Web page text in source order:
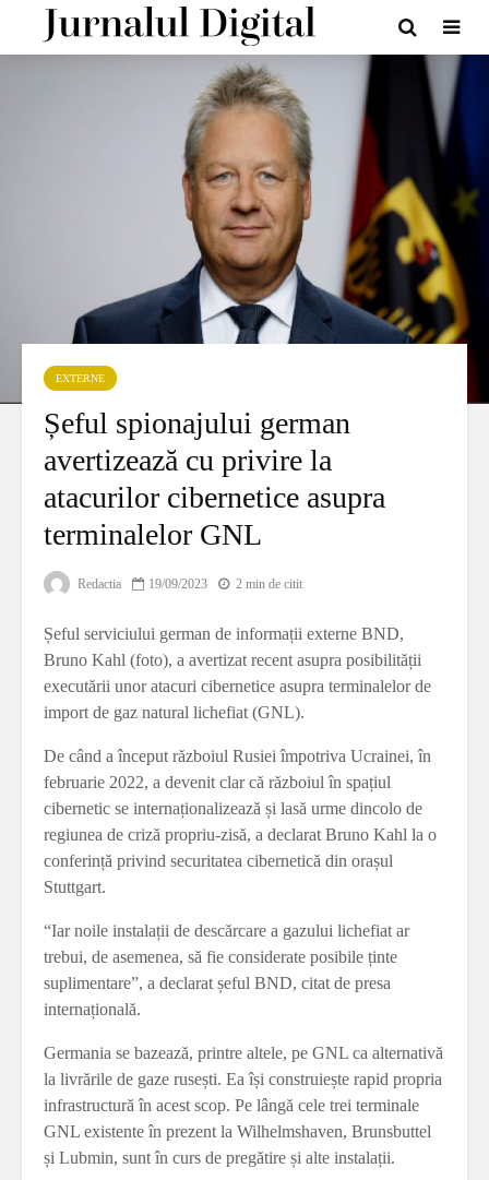
EXTERNE
Șeful spionajului german
avertizează cu privire la
atacurilor cibernetice asupra
terminalelor GNL
Redactia 19/09/2023 2 min de citit
Șeful serviciului german de informații externe BND,
Bruno Kahl (foto), a avertizat recent asupra posibilității
executării unor atacuri cibernetice asupra terminalelor de
import de gaz natural lichefiat (GNL).
De când a început războiul Rusiei împotriva Ucrainei, în
februarie 2022, a devenit clar că războiul în spațiul
cibernetic se internaționalizează și lasă urme dincolo de
regiunea de criză propriu-zisă, a declarat Bruno Kahl la o
conferință privind securitatea cibernetică din orașul
Stuttgart.
“Iar noile instalații de descărcare a gazului lichefiat ar
trebui, de asemenea, să fie considerate posibile ținte
suplimentare”, a declarat șeful BND, citat de presa
internațională.
Germania se bazează, printre altele, pe GNL ca alternativă
la livrările de gaze rusești. Ea își construiește rapid propria
infrastructură în acest scop. Pe lângă cele trei terminale
GNL existente în prezent la Wilhelmshaven, Brunsbuttel
și Lubmin, sunt în curs de pregătire și alte instalații.